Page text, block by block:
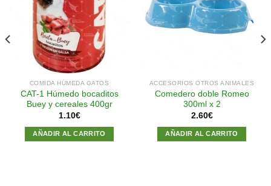
Añadir
lista de
deseos
COMIDA HÚMEDA GATOS
CAT-1 Húmedo bocaditos
Buey y cereales 400gr
1.10€
AÑADIR AL CARRITO
Añadir
a la
lista de
deseos
ACCESORIOS OTROS ANIMALES
Comedero doble Romeo
300ml x 2
2.60€
AÑADIR AL CARRITO